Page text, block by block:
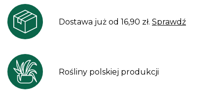
Dostawa już od 16,90 zł. Sprawdź
Rośliny polskiej produkcji